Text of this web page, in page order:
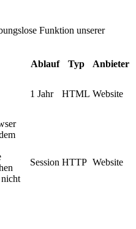
Funktion unserer
Ablauf Typ Anbieter
1 Jahr HTML Website
Session HTTP Website